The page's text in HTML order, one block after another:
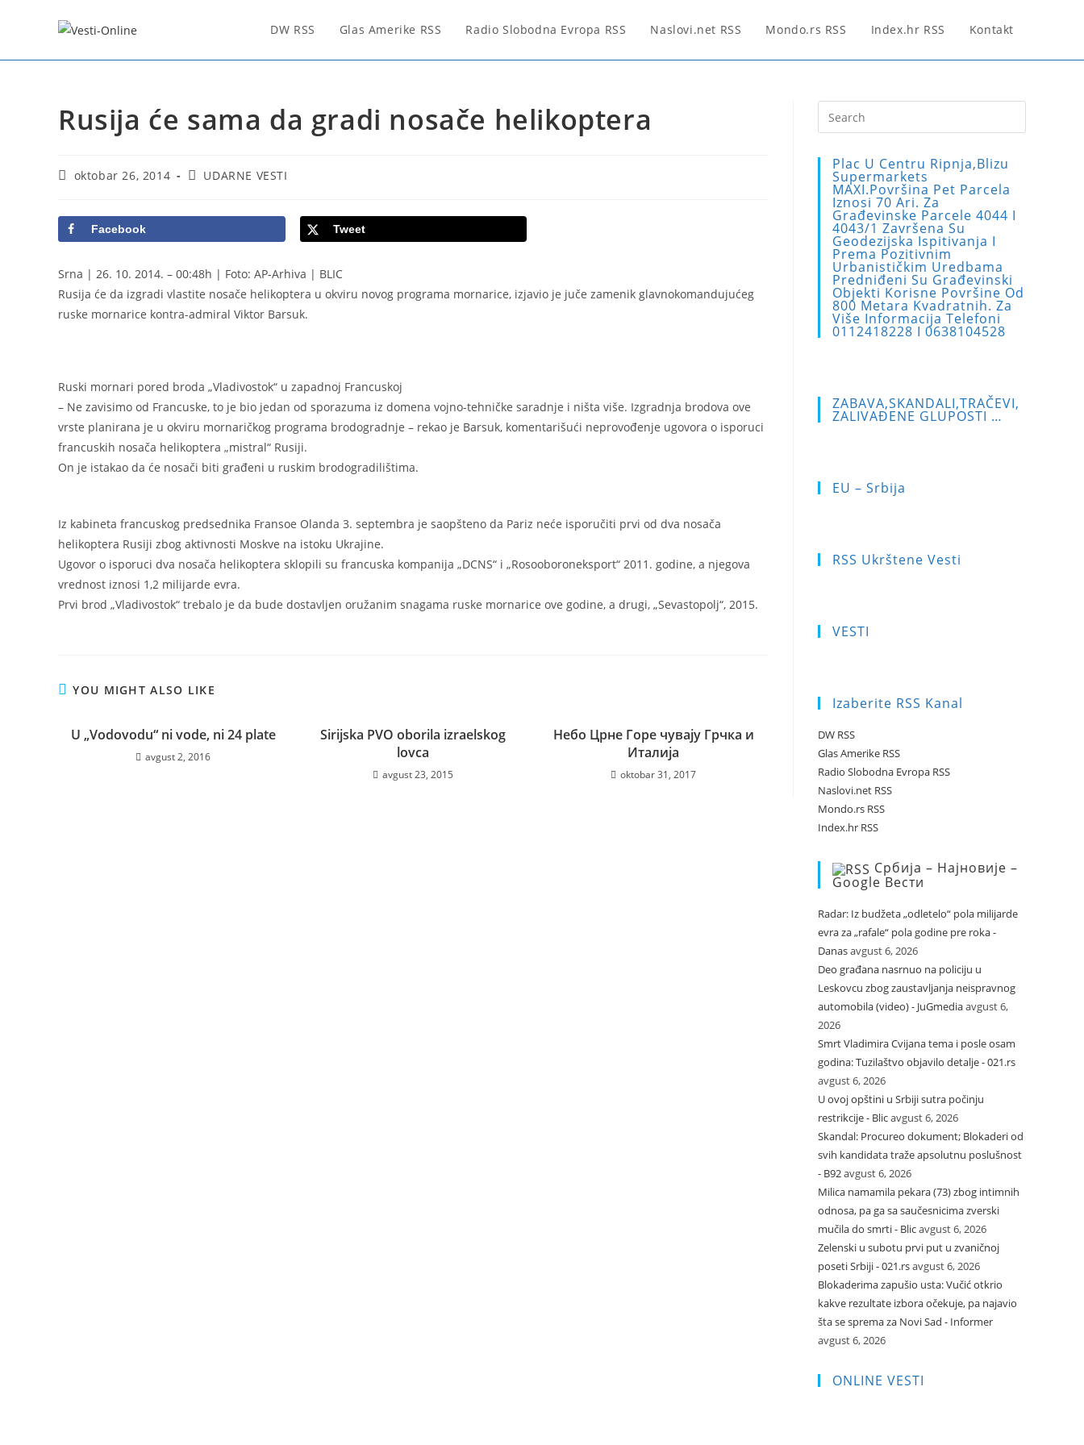
DW RSS Glas Amerike RSS Radio Slobodna Evropa RSS Naslovi.net RSS Mondo.rs RSS Index.hr RSS Kontakt
Rusija će sama da gradi nosače helikoptera
Postoktobar 26, 2014
PostUDARNE VESTI
Facebook Tweet
Srna | 26. 10. 2014. – 00:48h | Foto: AP-Arhiva | BLIC
Rusija će da izgradi vlastite nosače helikoptera u okviru novog programa mornarice, izjavio je juče zamenik glavnokomandujućeg
ruske mornarice kontra-admiral Viktor Barsuk.
Ruski mornari pored broda „Vladivostok“ u zapadnoj Francuskoj
– Ne zavisimo od Francuske, to je bio jedan od sporazuma iz domena vojno-tehničke saradnje i ništa više. Izgradnja brodova ove
vrste planirana je u okviru mornaričkog programa brodogradnje – rekao je Barsuk, komentarišući neprovođenje ugovora o isporuci
francuskih nosača helikoptera „mistral“ Rusiji.
On je istakao da će nosači biti građeni u ruskim brodogradilištima.
Iz kabineta francuskog predsednika Fransoe Olanda 3. septembra je saopšteno da Pariz neće isporučiti prvi od dva nosača
helikoptera Rusiji zbog aktivnosti Moskve na istoku Ukrajine.
Ugovor o isporuci dva nosača helikoptera sklopili su francuska kompanija „DCNS“ i „Rosooboroneksport“ 2011. godine, a njegova
vrednost iznosi 1,2 milijarde evra.
Prvi brod „Vladivostok“ trebalo je da bude dostavljen oružanim snagama ruske mornarice ove godine, a drugi, „Sevastopolj“, 2015.
YOU MIGHT ALSO LIKE
U „Vodovodu“ ni vode, ni 24 plate
avgust 2, 2016
Sirijska PVO oborila izraelskog
lovca
avgust 23, 2015
Небо Црне Горе чувају Грчка и
Италија
oktobar 31, 2017
Escape
Plac U Centru Ripnja,blizu
Supermarkets
MAXI.Površina Pet Parcela
Iznosi 70 Ari. Za
Građevinske Parcele 4044 I
4043/1 Završena Su
Geodezijska Ispitivanja I
Prema Pozitivnim
Urbanističkim Uredbama
Predniđeni Su Građevinski
Objekti Korisne Površine Od
800 Metara Kvadratnih. Za
Više Informacija Telefoni
0112418228 I 0638104528
ZABAVA,SKANDALI,TRAČEVI,
ZALIVAĐENE GLUPOSTI …
EU – Srbija
RSS Ukrštene Vesti
VESTI
Izaberite RSS Kanal
DW RSS
Glas Amerike RSS
Radio Slobodna Evropa RSS
Naslovi.net RSS
Mondo.rs RSS
Index.hr RSS
Србија – Најновије –
Google Вести
Radar: Iz budžeta „odletelo“ pola milijarde
evra za „rafale“ pola godine pre roka -
Danasavgust 6, 2026
Deo građana nasrnuo na policiju u
Leskovcu zbog zaustavljanja neispravnog
automobila (video) - JuGmediaavgust 6,
2026
Smrt Vladimira Cvijana tema i posle osam
godina: Tuzilaštvo objavilo detalje - 021.rs
avgust 6, 2026
U ovoj opštini u Srbiji sutra počinju
restrikcije - Blicavgust 6, 2026
Skandal: Procureo dokument; Blokaderi od
svih kandidata traže apsolutnu poslušnost
- B92avgust 6, 2026
Milica namamila pekara (73) zbog intimnih
odnosa, pa ga sa saučesnicima zverski
mučila do smrti - Blicavgust 6, 2026
Zelenski u subotu prvi put u zvaničnoj
poseti Srbiji - 021.rsavgust 6, 2026
Blokaderima zapušio usta: Vučić otkrio
kakve rezultate izbora očekuje, pa najavio
šta se sprema za Novi Sad - Informer
avgust 6, 2026
ONLINE VESTI